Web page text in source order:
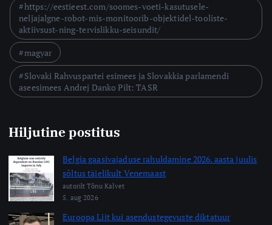
https://eestieest.com/soomes-voeti-kasutusele-
neljajalgne-robot-mis-monitoorib-objektidel-tooliste-
aktiivsust-ning-tervislikku-seisundit/
magyar
Slovaki Rahvuspartei esimees ja Slovakkia parlamendi
aseesimees Andrej Danko Pilt: TASR
Hiljutine postitus
Belgia gaasivajaduse rahuldamine 2026. aasta juulis
sõltus täielikult Venemaast
autorilt Tõnu Kalvet
5. aug 2026
Euroopa Liit kui asendustegevuste diktatuur